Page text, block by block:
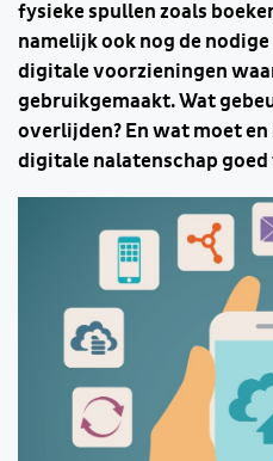
fysieke spullen zoals
namelijk ook nog de
digitale voorzieningen
gebruikgemaakt. Wat
overlijden? En wat moet
digitale nalatenschap goed